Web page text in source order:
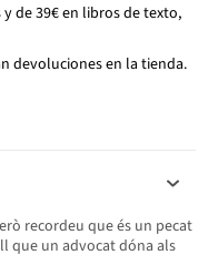
de 39€ en libros de texto,
devoluciones en la tienda.
recordeu que és un pecat
que un advocat dóna als